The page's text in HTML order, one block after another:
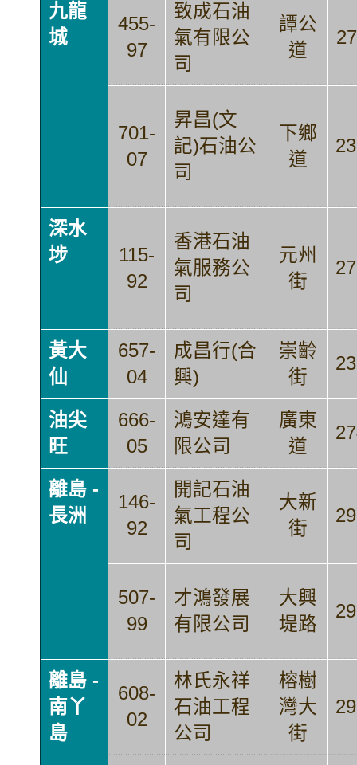
九龍
城
455-
97
致成石油
氣有限公
司
譚公
道
701-
07
昇昌(文
記)石油公
司
下鄉
道
深水
埗
115-
92
香港石油
氣服務公
司
元州
街
黃大
仙
657-
04
成昌行(合
興)
崇齡
街
油尖
旺
666-
05
鴻安達有
限公司
廣東
道
離島 -
長洲
146-
92
開記石油
氣工程公
司
大新
街
507-
99
才鴻發展
有限公司
大興
堤路
離島 -
南丫
島
608-
02
林氏永祥
石油工程
公司
榕樹
灣大
街